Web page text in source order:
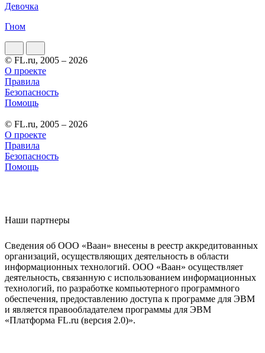
Девочка
Гном
© FL.ru, 2005 – 2026
О проекте
Правила
Безопасность
Помощь
© FL.ru, 2005 – 2026
О проекте
Правила
Безопасность
Помощь
Наши партнеры
Сведения об ООО «Ваан» внесены в реестр аккредитованных
организаций, осуществляющих деятельность в области
информационных технологий. ООО «Ваан» осуществляет
деятельность, связанную с использованием информационных
технологий, по разработке компьютерного программного
обеспечения, предоставлению доступа к программе для ЭВМ
и является правообладателем программы для ЭВМ
«Платформа FL.ru (версия 2.0)».